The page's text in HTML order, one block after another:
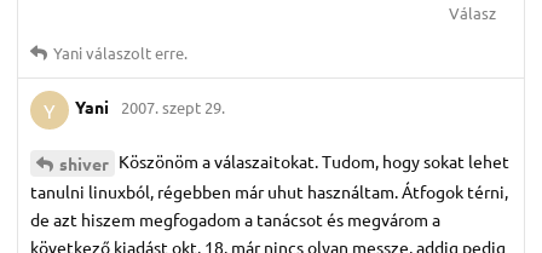
Válasz
Yaniválaszolt erre.
Y Yani 2007. szept 29.
shiver Köszönöm a válaszaitokat. Tudom, hogy sokat lehet
tanulni linuxból, régebben már uhut használtam. Átfogok térni,
de azt hiszem megfogadom a tanácsot és megvárom a
következő kiadást okt. 18. már nincs olyan messze, addig pedig